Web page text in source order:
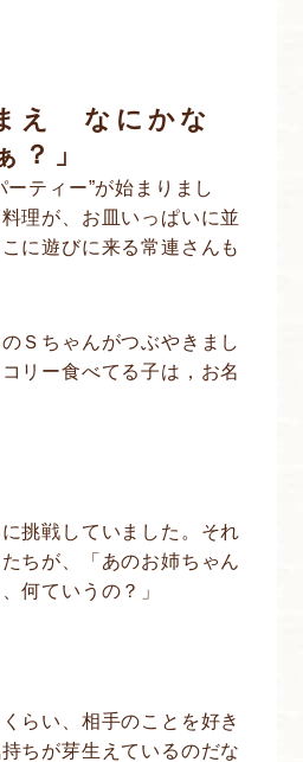
え なにかな
？」
ティー”が始まりまし
理が、お皿いっぱいに並
に遊びに来る常連さんも
Ｓちゃんがつぶやきまし
リー食べてる子は，お名
挑戦していました。それ
ちが、「あのお姉ちゃん
何ていうの？」
らい、相手のことを好き
ちが芽生えているのだな